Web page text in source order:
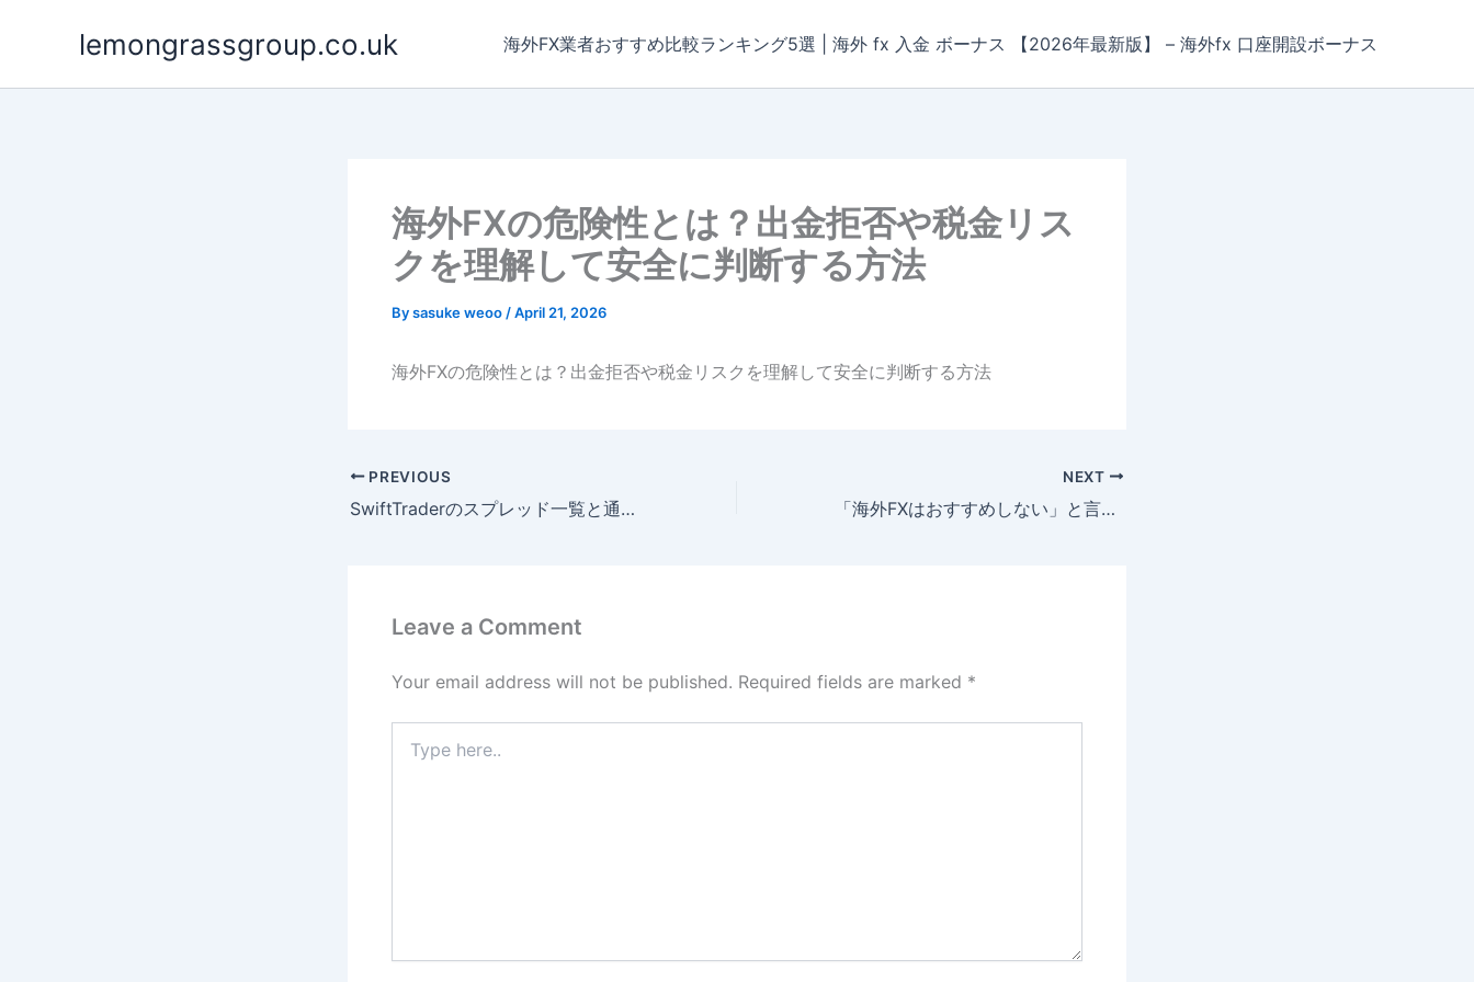
lemongrassgroup.co.uk 海外FX業者おすすめ比較ランキング5選 | 海外 fx 入金 ボーナス 【2026年最新版】 – 海外fx 口座開設ボーナス
海外FXの危険性とは？出金拒否や税金リス
クを理解して安全に判断する方法
Bysasuke weoo /April 21, 2026
海外FXの危険性とは？出金拒否や税金リスクを理解して安全に判断する方法
PREVIOUS
SwiftTraderのスプレッド一覧と通貨ペア別の取引コスト比較
NEXT
「海外FXはおすすめしない」と言われる理由を徹底解説！安全に利用するための注意点
Leave a Comment
Your email address will not be published. Required fields are marked *
here..